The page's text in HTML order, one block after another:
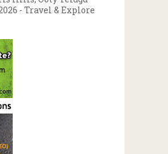
- Travel & Explore